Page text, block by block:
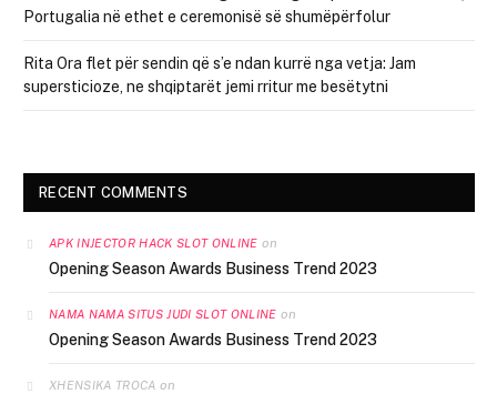
Portugalia në ethet e ceremonisë së shumëpërfolur
Rita Ora flet për sendin që s’e ndan kurrë nga vetja: Jam
supersticioze, ne shqiptarët jemi rritur me besëtytni
RECENT COMMENTS
APK INJECTOR HACK SLOT ONLINE on
Opening Season Awards Business Trend 2023
NAMA NAMA SITUS JUDI SLOT ONLINE on
Opening Season Awards Business Trend 2023
XHENSIKA TROCA on